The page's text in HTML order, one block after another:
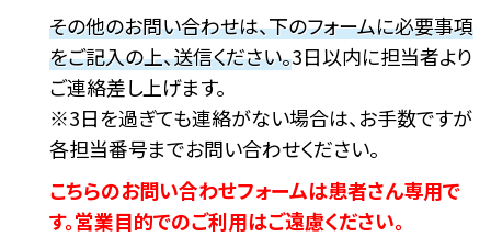
その他のお問い合わせは、下のフォームに必要事項
をご記入の上、送信ください。3日以内に担当者より
ご連絡差し上げます。
※3日を過ぎても連絡がない場合は、お手数ですが
各担当番号までお問い合わせください。
こちらのお問い合わせフォームは患者さん専用で
す。営業目的でのご利用はご遠慮ください。